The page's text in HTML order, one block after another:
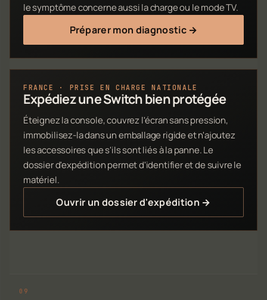
le symptôme concerne aussi la charge ou le mode TV.
Préparer mon diagnostic →
FRANCE · PRISE EN CHARGE NATIONALE
Expédiez une Switch bien protégée
Éteignez la console, couvrez l'écran sans pression,
immobilisez-la dans un emballage rigide et n'ajoutez
les accessoires que s'ils sont liés à la panne. Le
dossier d'expédition permet d'identifier et de suivre le
matériel.
Ouvrir un dossier d'expédition →